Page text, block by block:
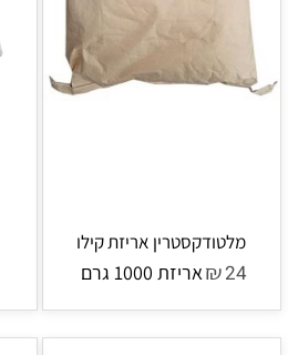
מלטודקסטרין אריזת קילו
₪24 אריזת 1000 גרם